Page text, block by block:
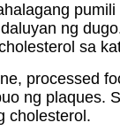
pumili
ng
sa
processed
ng plaques.
cholesterol.